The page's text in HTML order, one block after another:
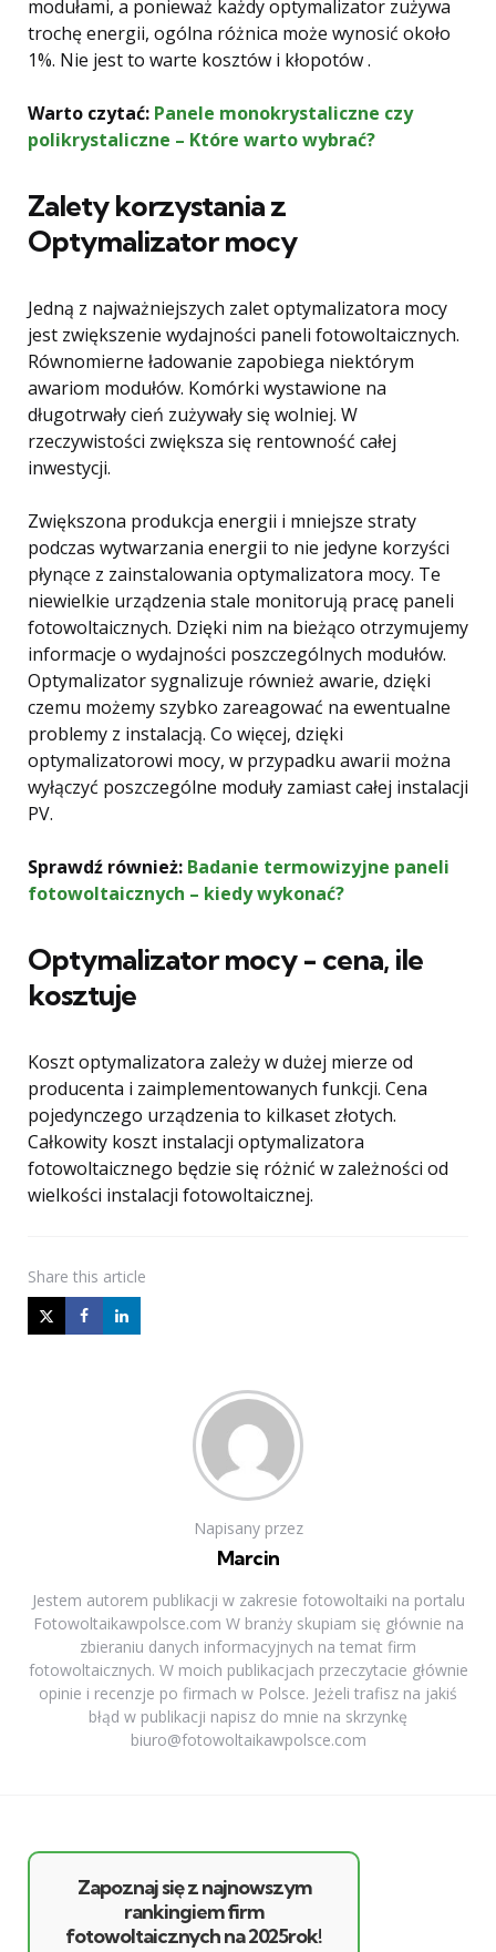
modułami, a ponieważ każdy optymalizator zużywa
trochę energii, ogólna różnica może wynosić około
1%. Nie jest to warte kosztów i kłopotów .
Warto czytać: Panele monokrystaliczne czy
polikrystaliczne – Które warto wybrać?
Zalety korzystania z
Optymalizator mocy
Jedną z najważniejszych zalet optymalizatora mocy
jest zwiększenie wydajności paneli fotowoltaicznych.
Równomierne ładowanie zapobiega niektórym
awariom modułów. Komórki wystawione na
długotrwały cień zużywały się wolniej. W
rzeczywistości zwiększa się rentowność całej
inwestycji.
Zwiększona produkcja energii i mniejsze straty
podczas wytwarzania energii to nie jedyne korzyści
płynące z zainstalowania optymalizatora mocy. Te
niewielkie urządzenia stale monitorują pracę paneli
fotowoltaicznych. Dzięki nim na bieżąco otrzymujemy
informacje o wydajności poszczególnych modułów.
Optymalizator sygnalizuje również awarie, dzięki
czemu możemy szybko zareagować na ewentualne
problemy z instalacją. Co więcej, dzięki
optymalizatorowi mocy, w przypadku awarii można
wyłączyć poszczególne moduły zamiast całej instalacji
PV.
Sprawdź również: Badanie termowizyjne paneli
fotowoltaicznych – kiedy wykonać?
Optymalizator mocy - cena, ile
kosztuje
Koszt optymalizatora zależy w dużej mierze od
producenta i zaimplementowanych funkcji. Cena
pojedynczego urządzenia to kilkaset złotych.
Całkowity koszt instalacji optymalizatora
fotowoltaicznego będzie się różnić w zależności od
wielkości instalacji fotowoltaicznej.
Share this article
Napisany przez
Marcin
Jestem autorem publikacji w zakresie fotowoltaiki na portalu
Fotowoltaikawpolsce.com W branży skupiam się głównie na
zbieraniu danych informacyjnych na temat firm
fotowoltaicznych. W moich publikacjach przeczytacie głównie
opinie i recenzje po firmach w Polsce. Jeżeli trafisz na jakiś
błąd w publikacji napisz do mnie na skrzynkę
biuro@fotowoltaikawpolsce.com
Zapoznaj się z najnowszym
rankingiem firm
fotowoltaicznych na 2025rok!